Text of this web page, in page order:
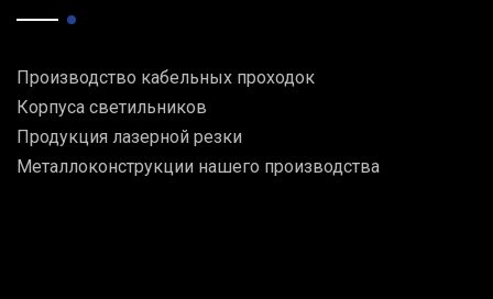
Производство кабельных проходок
Корпуса светильников
Продукция лазерной резки
Металлоконструкции нашего производства